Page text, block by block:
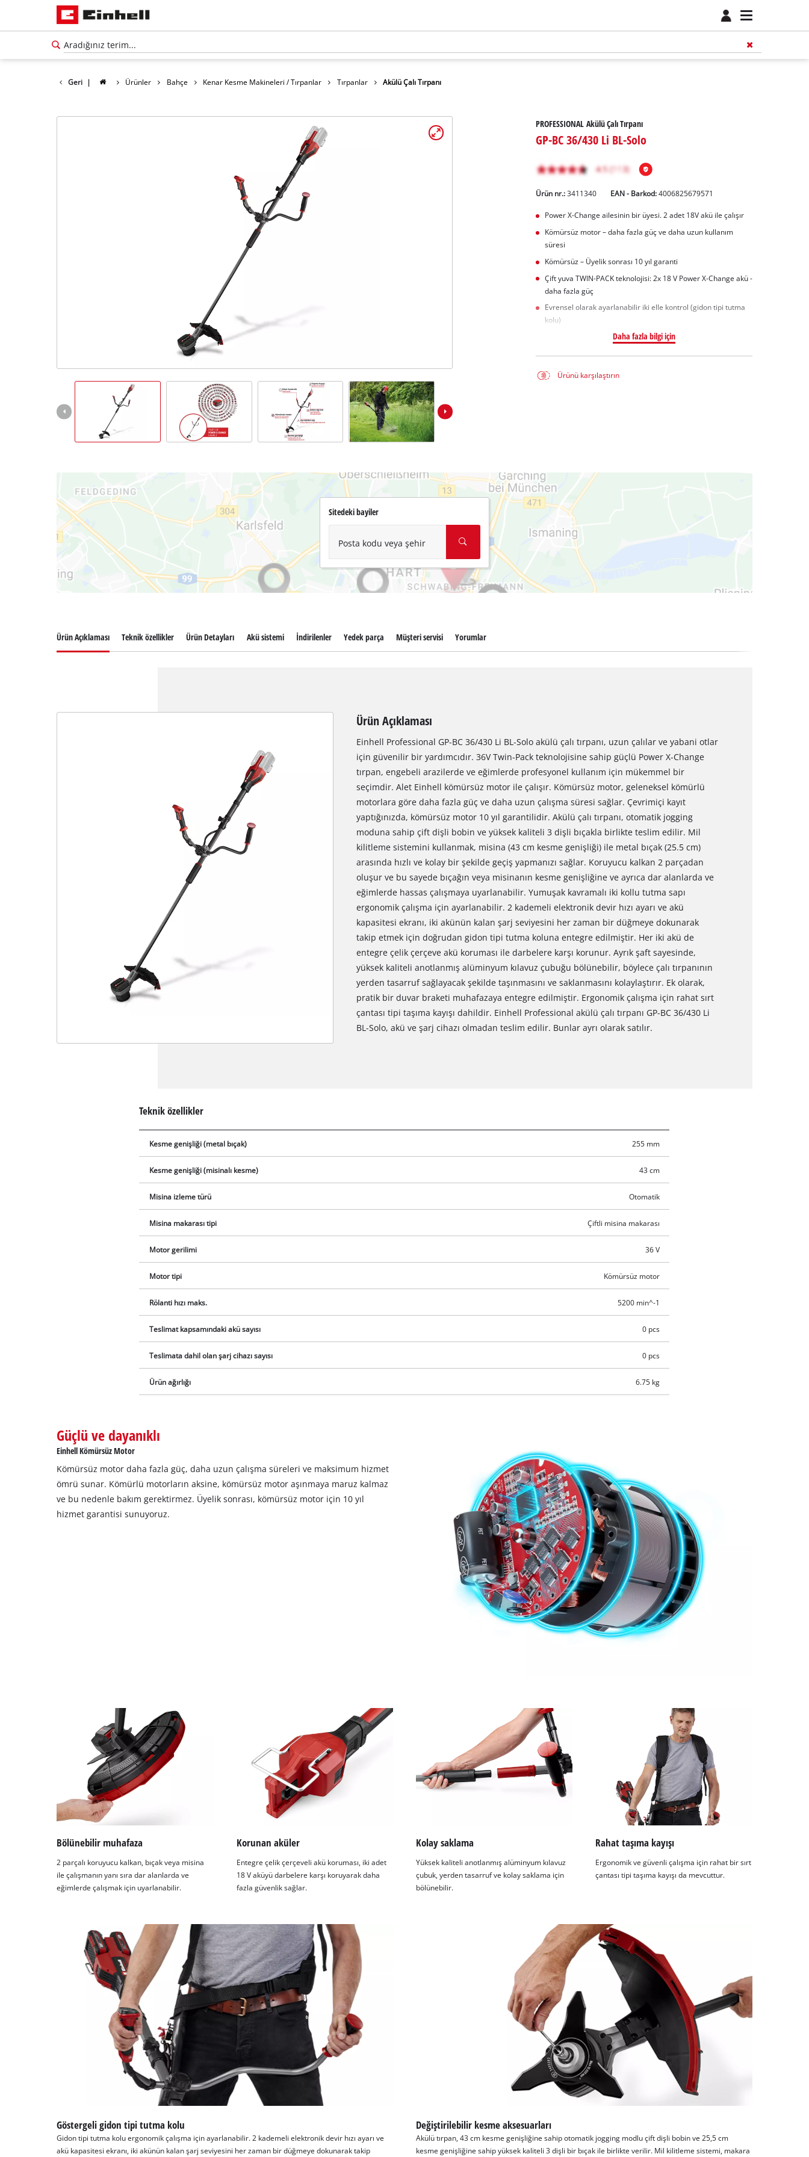
Geri | Ürünler Bahçe Kenar Kesme Makineleri / Tırpanlar Tırpanlar Akülü Çalı Tırpanı
PROFESSIONAL Akülü Çalı Tırpanı
GP-BC 36/430 Li BL-Solo
Ürün nr.: 3411340 EAN - Barkod:4006825679571
Power X-Change ailesinin bir üyesi. 2 adet 18V akü ile çalışır
Kömürsüz motor – daha fazla güç ve daha uzun kullanım
süresi
Kömürsüz – Üyelik sonrası 10 yıl garanti
Çift yuva TWIN-PACK teknolojisi: 2x 18 V Power X-Change akü -
daha fazla güç
Evrensel olarak ayarlanabilir iki elle kontrol (gidon tipi tutma
kolu)
Daha fazla bilgi için
Ürünü karşılaştırın
Sitedeki bayiler
Posta kodu veya şehir
Google Maps hizmetini yüklemek için
to trackers that are not disclosed to the
Ürün Açıklaması Teknik özellikler Ürün Detayları Akü sistemi İndirilenler Yedek parça Müşteri servisi Yorumlar
Ürün Açıklaması
Einhell Professional GP-BC 36/430 Li BL-Solo akülü çalı tırpanı, uzun çalılar ve yabani otlar
için güvenilir bir yardımcıdır. 36V Twin-Pack teknolojisine sahip güçlü Power X-Change
tırpan, engebeli arazilerde ve eğimlerde profesyonel kullanım için mükemmel bir
seçimdir. Alet Einhell kömürsüz motor ile çalışır. Kömürsüz motor, geleneksel kömürlü
motorlara göre daha fazla güç ve daha uzun çalışma süresi sağlar. Çevrimiçi kayıt
yaptığınızda, kömürsüz motor 10 yıl garantilidir. Akülü çalı tırpanı, otomatik jogging
moduna sahip çift dişli bobin ve yüksek kaliteli 3 dişli bıçakla birlikte teslim edilir. Mil
kilitleme sistemini kullanmak, misina (43 cm kesme genişliği) ile metal bıçak (25.5 cm)
arasında hızlı ve kolay bir şekilde geçiş yapmanızı sağlar. Koruyucu kalkan 2 parçadan
oluşur ve bu sayede bıçağın veya misinanın kesme genişliğine ve ayrıca dar alanlarda ve
eğimlerde hassas çalışmaya uyarlanabilir. Yumuşak kavramalı iki kollu tutma sapı
ergonomik çalışma için ayarlanabilir. 2 kademeli elektronik devir hızı ayarı ve akü
kapasitesi ekranı, iki akünün kalan şarj seviyesini her zaman bir düğmeye dokunarak
takip etmek için doğrudan gidon tipi tutma koluna entegre edilmiştir. Her iki akü de
entegre çelik çerçeve akü koruması ile darbelere karşı korunur. Ayrık şaft sayesinde,
yüksek kaliteli anotlanmış alüminyum kılavuz çubuğu bölünebilir, böylece çalı tırpanının
yerden tasarruf sağlayacak şekilde taşınmasını ve saklanmasını kolaylaştırır. Ek olarak,
pratik bir duvar braketi muhafazaya entegre edilmiştir. Ergonomik çalışma için rahat sırt
çantası tipi taşıma kayışı dahildir. Einhell Professional akülü çalı tırpanı GP-BC 36/430 Li
BL-Solo, akü ve şarj cihazı olmadan teslim edilir. Bunlar ayrı olarak satılır.
Teknik özellikler
Kesme genişliği (metal bıçak) 255 mm
Kesme genişliği (misinalı kesme) 43 cm
Misina izleme türü Otomatik
Misina makarası tipi Çiftli misina makarası
Motor gerilimi 36 V
Motor tipi Kömürsüz motor
Rölanti hızı maks. 5200 min^-1
Teslimat kapsamındaki akü sayısı 0 pcs
Teslimata dahil olan şarj cihazı sayısı 0 pcs
Ürün ağırlığı 6.75 kg
Güçlü ve dayanıklı
Einhell Kömürsüz Motor
Kömürsüz motor daha fazla güç, daha uzun çalışma süreleri ve maksimum hizmet
ömrü sunar. Kömürlü motorların aksine, kömürsüz motor aşınmaya maruz kalmaz
ve bu nedenle bakım gerektirmez. Üyelik sonrası, kömürsüz motor için 10 yıl
hizmet garantisi sunuyoruz.
Bölünebilir muhafaza
2 parçalı koruyucu kalkan, bıçak veya misina
ile çalışmanın yanı sıra dar alanlarda ve
eğimlerde çalışmak için uyarlanabilir.
Korunan aküler
Entegre çelik çerçeveli akü koruması, iki adet
18 V aküyü darbelere karşı koruyarak daha
fazla güvenlik sağlar.
Kolay saklama
Yüksek kaliteli anotlanmış alüminyum kılavuz
çubuk, yerden tasarruf ve kolay saklama için
bölünebilir.
Rahat taşıma kayışı
Ergonomik ve güvenli çalışma için rahat bir sırt
çantası tipi taşıma kayışı da mevcuttur.
Göstergeli gidon tipi tutma kolu
Gidon tipi tutma kolu ergonomik çalışma için ayarlanabilir. 2 kademeli elektronik devir hızı ayarı ve
akü kapasitesi ekranı, iki akünün kalan şarj seviyesini her zaman bir düğmeye dokunarak takip
Değiştirilebilir kesme aksesuarları
Akülü tırpan, 43 cm kesme genişliğine sahip otomatik jogging modlu çift dişli bobin ve 25,5 cm
kesme genişliğine sahip yüksek kaliteli 3 dişli bir bıçak ile birlikte verilir. Mil kilitleme sistemi, makara